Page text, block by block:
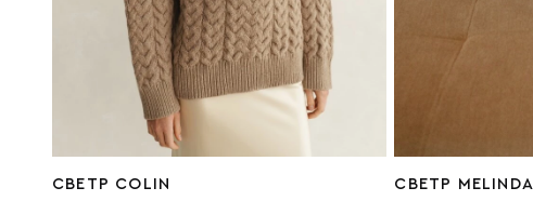
СВЕТР COLIN
СВЕТР MELINDA